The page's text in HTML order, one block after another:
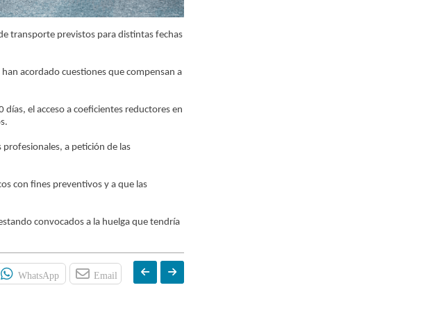
transporte previstos para distintas fechas
acordado cuestiones que compensan a
el acceso a coeficientes reductores en
a petición de las
con fines preventivos y a que las
convocados a la huelga que tendría
WhatsApp Email